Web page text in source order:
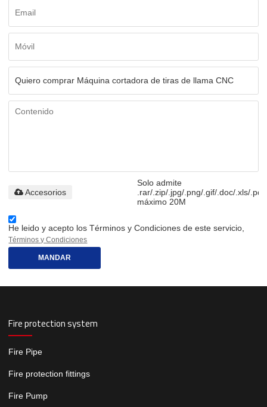
Solo admite
.rar/.zip/.jpg/.png/.gif/.doc/.xls/.pdf,
máximo 20M
Accesorios
He leido y acepto los Términos y Condiciones de este servicio,
Términos y Condiciones
MANDAR
Fire protection system
Fire Pipe
Fire protection fittings
Fire Pump